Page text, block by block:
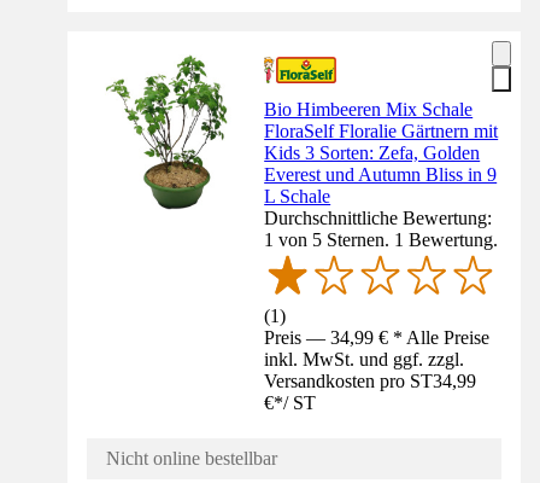
Bio Himbeeren Mix Schale
FloraSelf Floralie Gärtnern mit
Kids 3 Sorten: Zefa, Golden
Everest und Autumn Bliss in 9
L Schale
Durchschnittliche Bewertung:
1 von 5 Sternen. 1 Bewertung.
(1)
Preis — 34,99 € * Alle Preise
inkl. MwSt. und ggf. zzgl.
Versandkosten pro ST34,99
€*/ ST
Nicht online bestellbar